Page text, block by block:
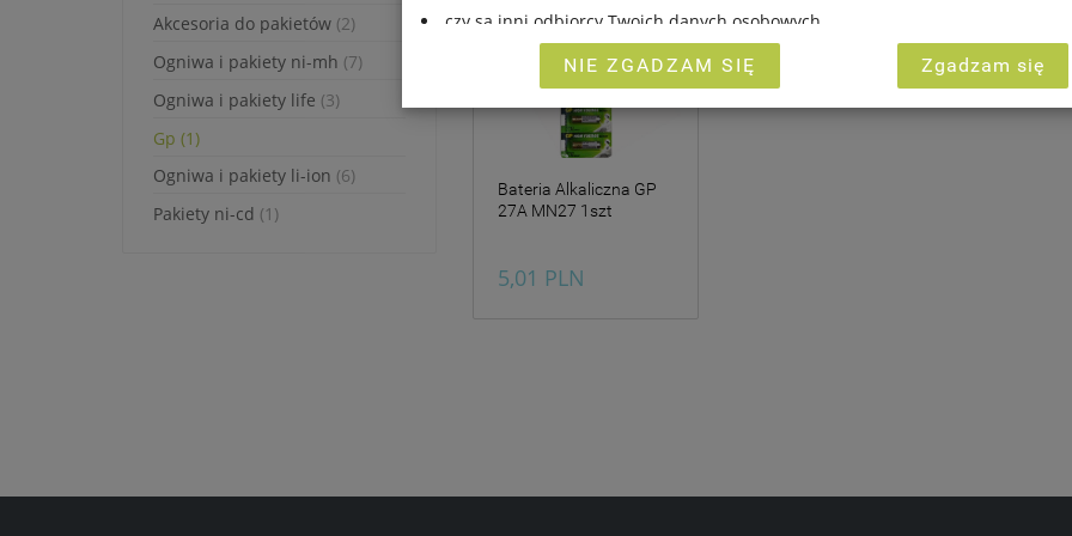
Akcesoria do pakietów (2)
Ogniwa i pakiety ni-mh (7)
Ogniwa i pakiety life (3)
Gp (1)
Ogniwa i pakiety li-ion (6)
Pakiety ni-cd (1)
Bateria Alkaliczna GP
27A MN27 1szt
5,01 PLN
czy są inni odbiorcy Twoich danych osobowych,
jakie przysługują Ci uprawnienia.
wszelkich danych są ukierunkowane na zagwarantowanie Ci poczucia pełnego
oraz legalności przetwarzania na poziomie odpowiednim do obowiązującego w
z dnia 27 kwietnia 2016 r. w sprawie ochrony osób fizycznych w związku z
danych osobowych i w sprawie swobodnego przepływu takich danych oraz
zewnętrzne linki umożliwiające bezpośrednie dotarcie do innych stron
NIE ZGADZAM SIĘ Zgadzam się